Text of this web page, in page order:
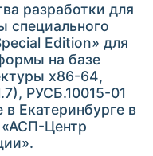
разработки для
специального
Edition» для
на базе
х86-64,
РУСБ.10015-01
Екатеринбурге в
«АСП-Центр